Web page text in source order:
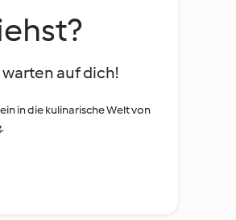
warten auf dich!
in die kulinarische Welt von